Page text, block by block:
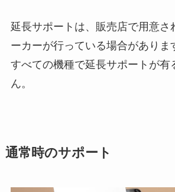
延長サポートは、販売店で用意さ
ーカーが行っている場合がありま
すべての機種で延長サポートが有
ん。
通常時のサポート